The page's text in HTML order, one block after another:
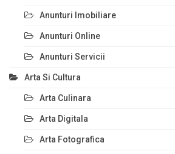
Anunturi Imobiliare
Anunturi Online
Anunturi Servicii
Arta Si Cultura
Arta Culinara
Arta Digitala
Arta Fotografica